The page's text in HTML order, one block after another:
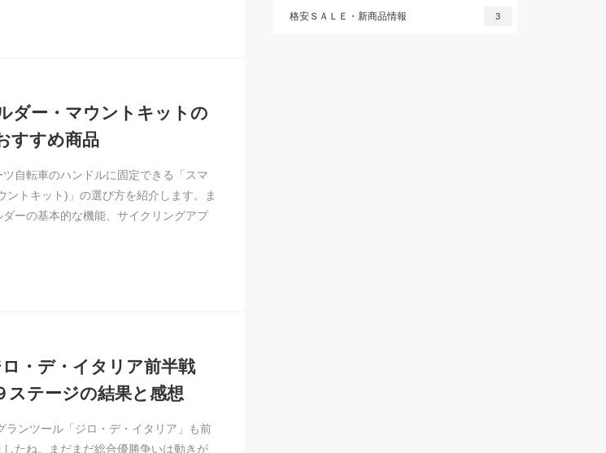
ダー・マウントキットの
すすめ商品
ツ自転車のハンドルに固定できる「スマ
ントキット)」の選び方を紹介します。ま
ーの基本的な機能、サイクリングアプ
・デ・イタリア前半戦
ステージの結果と感想
ランツール「ジロ・デ・イタリア」も前
たね。まだまだ総合優勝争いは動きが
格安ＳＡＬＥ・新商品情報 3